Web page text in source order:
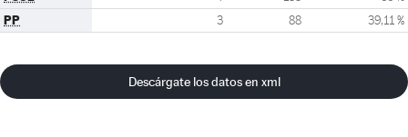
PP 3 88 39,11 %
Descárgate los datos en xml